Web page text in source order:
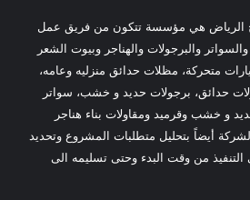
الرياض هي مؤسسة تتكون من فريق عمل
والبرجولات والهناجر وبيوت الشعر
متحركة، مظلات حدائق منزليه وعامه،
حدائق، برجولات حديد و خشب، سواتر
و خشب وقرميد ومقاولات بناء هناجر
أيضاً بتحليل متطلبات المشروع وتحديد
من وقت البدء وحتى تسليمه الى